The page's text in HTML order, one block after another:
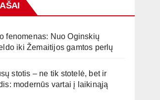
fenomenas: Nuo Oginskių
iki Žemaitijos gamtos perlų
stotis – ne tik stotelė, bet ir
modernūs vartai į laikinąją